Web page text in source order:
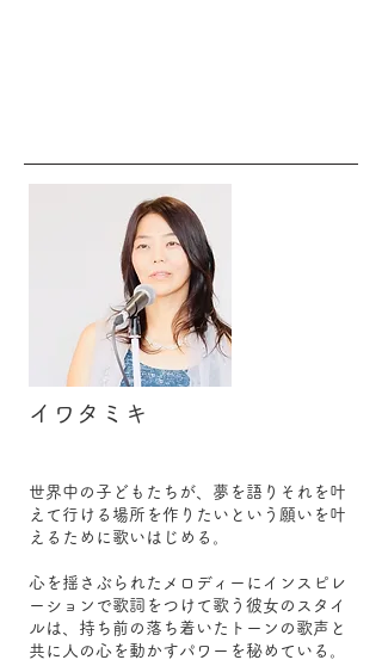
イワタミキ
世界中の子どもたちが、夢を語りそれを叶
えて行ける場所を作りたいという願いを叶
えるために歌いはじめる。
心を揺さぶられたメロディーにインスピレ
ーションで歌詞をつけて歌う彼女のスタイ
ルは、持ち前の落ち着いたトーンの歌声と
共に人の心を動かすパワーを秘めている。